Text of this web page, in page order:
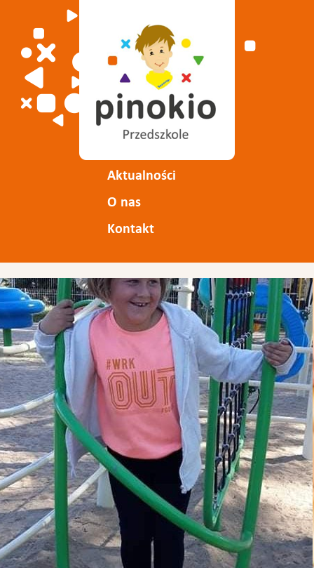
Aktualności
O nas
Kontakt